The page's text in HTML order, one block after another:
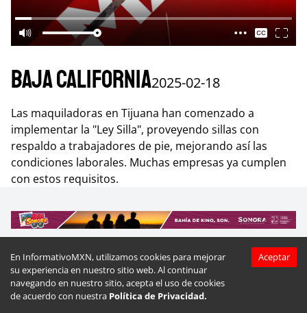
En InformativoMXN, utilizamos cookies para mejorar
su experiencia en nuestro sitio web. Al continuar
navegando en nuestro sitio, acepta el uso de cookies
de acuerdo con nuestra Política de Privacidad.
Aceptar
Baja California2025-02-18
Las maquiladoras en Tijuana han comenzado a
implementar la "Ley Silla", proveyendo sillas con
respaldo a trabajadores de pie, mejorando así las
condiciones laborales. Muchas empresas ya cumplen
con estos requisitos.
Más videos deBaja California